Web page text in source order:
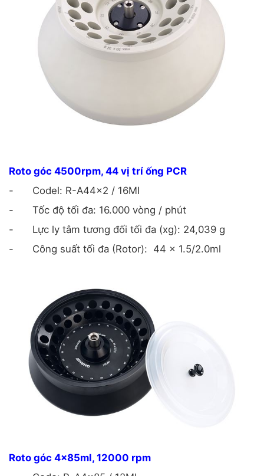
Roto góc 4500rpm, 44 vị trí ống PCR
-
Codel: R-A44x2 / 16MI
-
Tốc độ tối đa: 16.000 vòng / phút
-
Lực ly tâm tương đối tối đa (xg): 24,039 g
-
Công suất tối đa (Rotor): 44 x 1.5/2.0ml
Roto góc 4x85ml, 12000 rpm